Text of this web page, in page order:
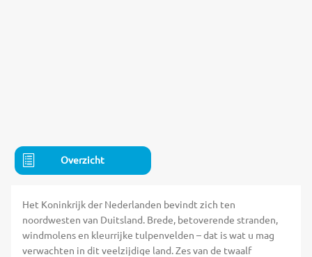
Overzicht
Het Koninkrijk der Nederlanden bevindt zich ten
noordwesten van Duitsland. Brede, betoverende stranden,
windmolens en kleurrijke tulpenvelden – dat is wat u mag
verwachten in dit veelzijdige land. Zes van de twaalf